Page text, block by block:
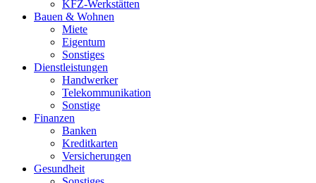
KFZ-Werkstätten
Bauen & Wohnen
Miete
Eigentum
Sonstiges
Dienstleistungen
Handwerker
Telekommunikation
Sonstige
Finanzen
Banken
Kreditkarten
Versicherungen
Gesundheit